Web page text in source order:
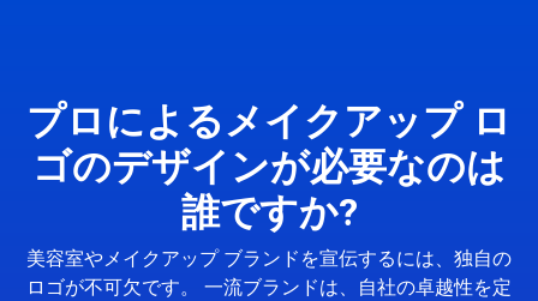
プロによるメイクアップ ロ
ゴのデザインが必要なのは
誰ですか?
美容室やメイクアップ ブランドを宣伝するには、独自の
ロゴが不可欠です。 一流ブランドは、自社の卓越性を定